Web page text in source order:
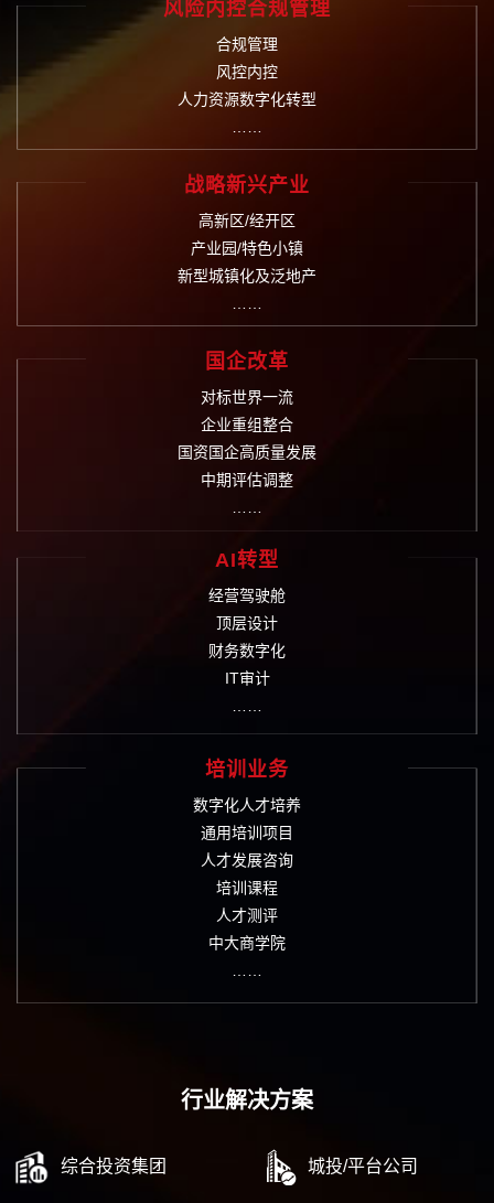
风险内控合规管理
合规管理
风控内控
人力资源数字化转型
战略新兴产业
高新区/经开区
产业园/特色小镇
新型城镇化及泛地产
国企改革
对标世界一流
企业重组整合
国资国企高质量发展
中期评估调整
AI转型
经营驾驶舱
顶层设计
财务数字化
IT审计
培训业务
数字化人才培养
通用培训项目
人才发展咨询
培训课程
人才测评
中大商学院
行业解决方案
综合投资集团 城投/平台公司